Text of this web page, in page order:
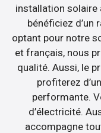
installation solaire
bénéficiez d’un
optant pour notre
et français, nous
qualité. Aussi, le
profiterez
performante.
d’électricité.
accompagne